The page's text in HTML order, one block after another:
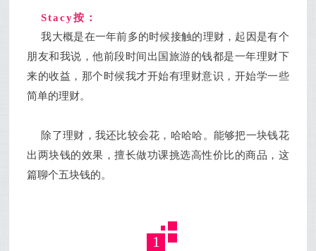
Stacy按：
我大概是在一年前多的时候接触的理财，起因是有个
朋友和我说，他前段时间出国旅游的钱都是一年理财下
来的收益，那个时候我才开始有理财意识，开始学一些
简单的理财。
除了理财，我还比较会花，哈哈哈。能够把一块钱花
出两块钱的效果，擅长做功课挑选高性价比的商品，这
篇聊个五块钱的。
1